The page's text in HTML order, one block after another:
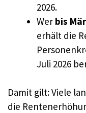
2026.
Wer bis
erhält die
Juli 2026
Damit gilt: Viele
die